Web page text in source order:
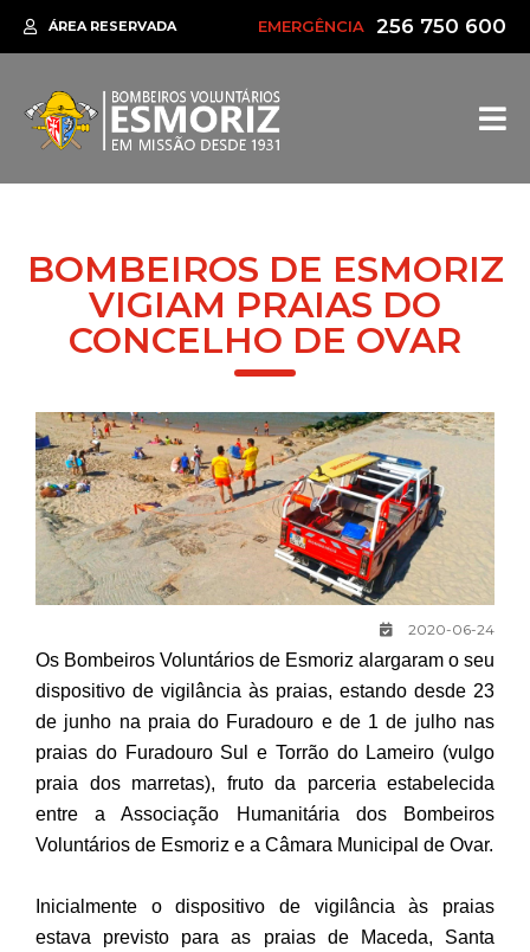
ÁREA RESERVADA EMERGÊNCIA 256 750 600
BOMBEIROS DE ESMORIZ
VIGIAM PRAIAS DO
CONCELHO DE OVAR
2020-06-24
Os Bombeiros Voluntários de Esmoriz alargaram o seu
dispositivo de vigilância às praias, estando desde 23
de junho na praia do Furadouro e de 1 de julho nas
praias do Furadouro Sul e Torrão do Lameiro (vulgo
praia dos marretas), fruto da parceria estabelecida
entre a Associação Humanitária dos Bombeiros
Voluntários de Esmoriz e a Câmara Municipal de Ovar.
Inicialmente o dispositivo de vigilância às praias
estava previsto para as praias de Maceda, Santa